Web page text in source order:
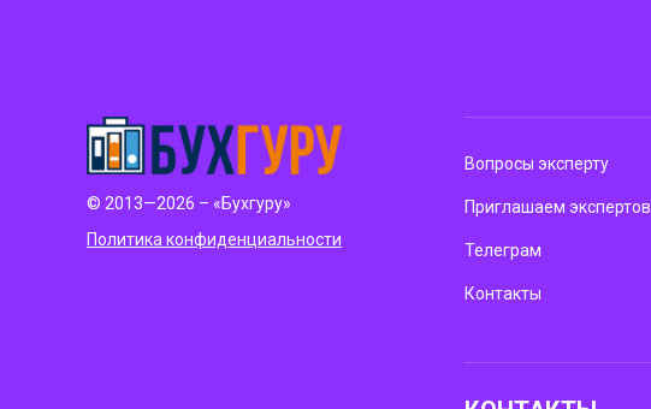
© 2013—2026 – «Бухгуру»
Политика конфиденциальности
Вопросы эксперту
Приглашаем экспертов
Телеграм
Контакты